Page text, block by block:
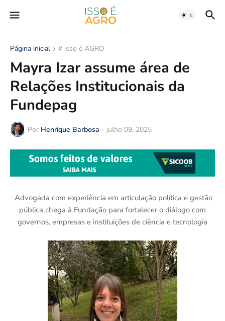
Página inicial # isso é AGRO
Mayra Izar assume área de
Relações Institucionais da
Fundepag
Por Henrique Barbosa - julho 09, 2025
Advogada com experiência em articulação política e gestão
pública chega à Fundação para fortalecer o diálogo com
governos, empresas e instituições de ciência e tecnologia